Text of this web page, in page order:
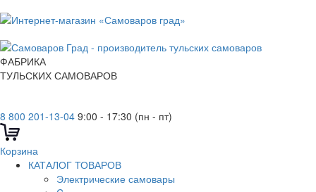
ФАБРИКА
ТУЛЬСКИХ САМОВАРОВ
8 800 201-13-04 9:00 - 17:30 (пн - пт)
Корзина
КАТАЛОГ ТОВАРОВ
Электрические самовары